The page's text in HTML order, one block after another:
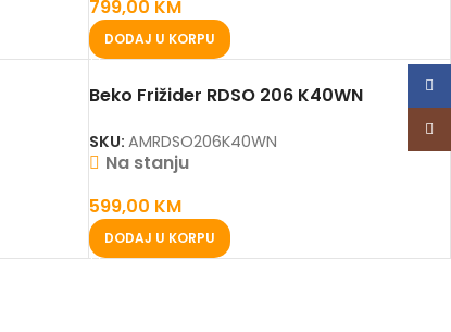
799,00 KM
DODAJ U KORPU
Beko Frižider RDSO 206 K40WN
SKU: AMRDSO206K40WN
Na stanju
599,00 KM
DODAJ U KORPU